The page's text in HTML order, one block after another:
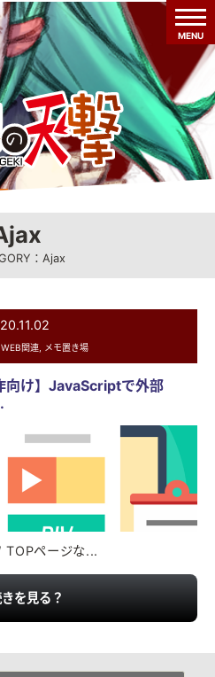
MENU
：Ajax
WEB関連, メモ置き場
向け】JavaScriptで外部
ページな...
を見る？